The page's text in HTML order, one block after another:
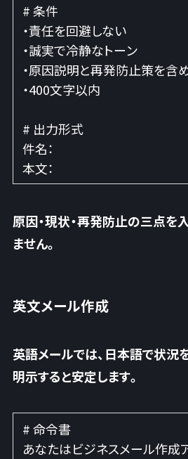
# 条件
・責任を回避しない
・誠実で冷静なトーン
・原因説明と再発防止策を含
・400文字以内
# 出力形式
件名：
本文：
原因・現状・再発防止の三点を
ません。
英文メール作成
英語メールでは、日本語で状況
明示すると安定します。
# 命令書
あなたはビジネスメール作成